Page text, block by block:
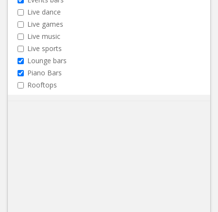
Live dance
Live games
Live music
Live sports
Lounge bars
Piano Bars
Rooftops